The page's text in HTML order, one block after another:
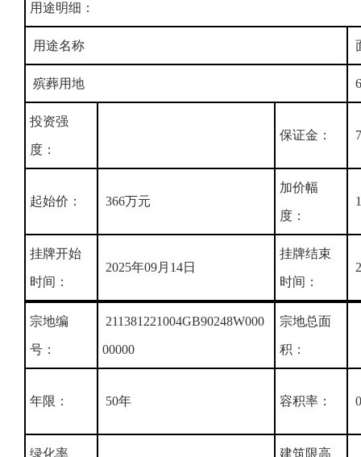
用途明细：
用途名称
殡葬用地
投资强
度：
保证金：
起始价： 366万元
加价幅
度：
挂牌开始
时间：
2025年09月14日
挂牌结束
时间：
宗地编
号：
211381221004GB90248W000
00000
宗地总面
积：
年限： 50年 容积率：
绿化率 建筑限高